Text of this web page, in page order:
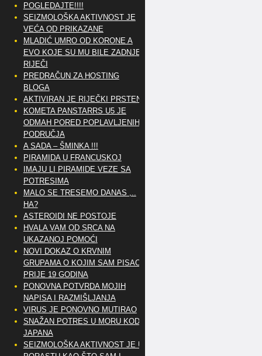
POGLEDAJTE!!!!
SEIZMOLOŠKA AKTIVNOST JE
VEĆA OD PRIKAZANE
MLADIĆ UMRO OD KORONE A
EVO KOJE SU MU BILE ZADNJE
RIJEČI
PREDRAČUN ZA HOSTING
BLOGA
AKTIVIRAN JE RIJEČKI PRSTEN
KOMETA PANSTARRS U5 JE
ODMAH PORED POPLAVLJENIH
PODRUČJA
A SADA – ŠMINKA !!!
PIRAMIDA U FRANCUSKOJ
IMAJU LI PIRAMIDE VEZE SA
POTRESIMA
MALO SE TRESEMO DANAS ,..
HA?
ASTEROIDI NE POSTOJE
HVALA VAM OD SRCA NA
UKAZANOJ POMOĆI
NOVI DOKAZ O KRVNIM
GRUPAMA O KOJIM SAM PISAO
PRIJE 19 GODINA
PONOVNA POTVRDA MOJIH
NAPISA I RAZMIŠLJANJA
VIRUS JE PONOVNO MUTIRAO
SNAŽAN POTRES U MORU KOD
JAPANA
SEIZMOLOŠKA AKTIVNOST JE U